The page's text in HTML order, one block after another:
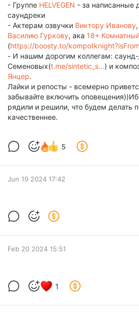
- Группе HELVEGEN - за написанные
саундреки
- Актерам озвучки Виктору Иванову,
Василию Гуркову, ака 18+
(https://boosty.to/
- И нашим дорогим коллегам:
Семеновых(t.me/sintetic_s...) и
Янцер.
Лайки и репосты - всемерно
забывайте включить
рядили и решили, что будем делать
качественнее.
5
Jun 19 2024 17:42
Feb 20 2024 15:51
1